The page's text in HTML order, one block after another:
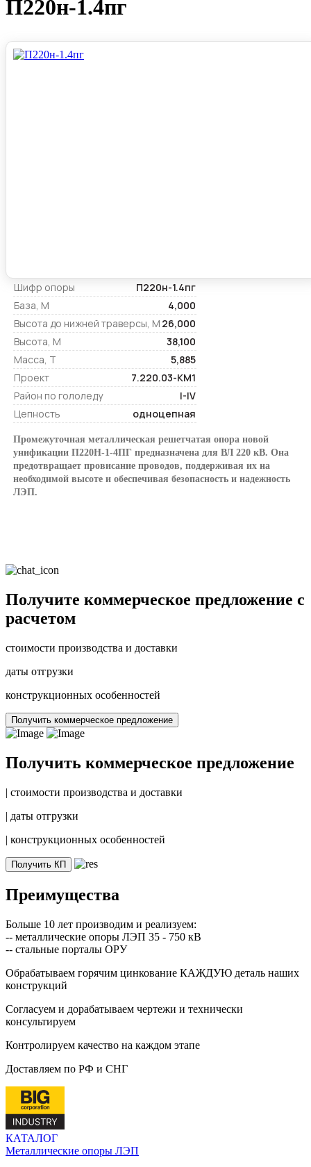
П220н-1.4пг
Шифр опоры
П220н-1.4пг
База, М
4,000
Высота до нижней траверсы, М 26,000
Высота, М
38,100
Масса, Т
5,885
Проект
7.220.03-КМ1
Район по гололеду
I-IV
Цепность
одноцепная
Промежуточная металлическая решетчатая опора новой
унификации П220Н-1-4ПГ предназначена для ВЛ 220 кВ. Она
предотвращает провисание проводов, поддерживая их на
необходимой высоте и обеспечивая безопасность и надежность
ЛЭП.
Получите коммерческое предложение с
расчетом
стоимости производства и доставки
даты отгрузки
конструкционных особенностей
Получить коммерческое предложение
Получить коммерческое предложение
| стоимости производства и доставки
| даты отгрузки
| конструкционных особенностей
Получить КП
Преимущества
Больше 10 лет производим и реализуем:
-- металлические опоры ЛЭП 35 - 750 кВ
-- стальные порталы ОРУ
Обрабатываем горячим цинкование КАЖДУЮ деталь наших
конструкций
Согласуем и дорабатываем чертежи и технически
консультируем
Контролируем качество на каждом этапе
Доставляем по РФ и СНГ
КАТАЛОГ
Металлические опоры ЛЭП